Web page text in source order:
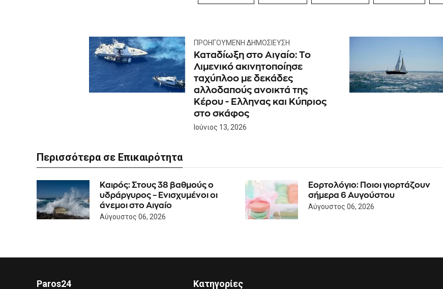
ΠΡΟΗΓΟΎΜΕΝΗ ΔΗΜΟΣΊΕΥΣΗ
Καταδίωξη στο Αιγαίο: Το
Λιμενικό ακινητοποίησε
ταχύπλοο με δεκάδες
αλλοδαπούς ανοικτά της
Kέρου - Eλληνας και Κύπριος
στο σκάφος
Ιούνιος 13, 2026
Περισσότερα σε Επικαιρότητα
Καιρός: Στους 38 βαθμούς ο
υδράργυρος – Ενισχυμένοι οι
άνεμοι στο Αιγαίο
Αύγουστος 06, 2026
Εορτολόγιο: Ποιοι γιορτάζουν
σήμερα 6 Αυγούστου
Αύγουστος 06, 2026
Paros24 Κατηγορίες